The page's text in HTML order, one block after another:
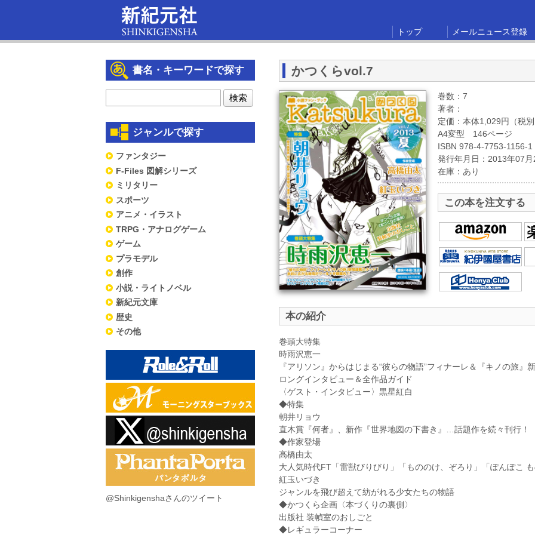
トップ メールニュース登録
かつくらvol.7
巻数：7
著者：
定価：本体1,029円（税別
A4変型 146ページ
ISBN 978-4-7753-1156-1
発行年月日：2013年07月
在庫：あり
この本を注文する
本の紹介
巻頭大特集
時雨沢恵一
『アリソン』からはじまる“彼らの物語”フィナーレ＆『キノの旅』
ロングインタビュー＆全作品ガイド
〈ゲスト・インタビュー〉黒星紅白
◆特集
朝井リョウ
直木賞『何者』、新作『世界地図の下書き』…話題作を続々刊行！
◆作家登場
高橋由太
大人気時代FT「雷獣びりびり」「もののけ、ぞろり」「ぽんぽこ
紅玉いづき
ジャンルを飛び超えて紡がれる少女たちの物語
◆かつくら企画〈本づくりの裏側〉
出版社 装幀室のおしごと
◆レギュラーコーナー
書名・キーワードで探す
ジャンルで探す
ファンタジー
F-Files 図解シリーズ
ミリタリー
スポーツ
アニメ・イラスト
TRPG・アナログゲーム
ゲーム
プラモデル
創作
小説・ライトノベル
新紀元文庫
歴史
その他
@Shinkigenshaさんのツイート